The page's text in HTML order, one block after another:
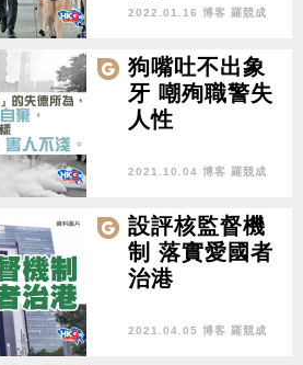
2022.01.16 博客 羅競成
狗嘴吐不出象
牙 嘲殉職警失
人性
2021.10.04 博客 羅競成
設評核監督機
制 落實愛國者
治港
2021.04.05 博客 羅競成